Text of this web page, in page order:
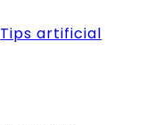
Tips artificial